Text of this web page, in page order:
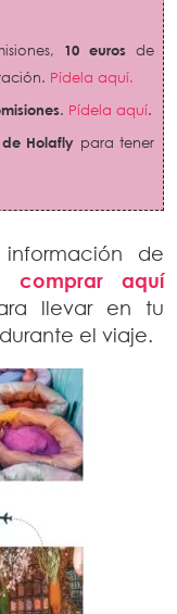
10 euros de
Pídela aquí.
. Pídela aquí.
Holafly para tener
de
comprar aquí
llevar en tu
el viaje.